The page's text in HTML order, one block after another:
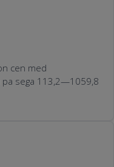
cen med
pa sega 113,2—1059,8